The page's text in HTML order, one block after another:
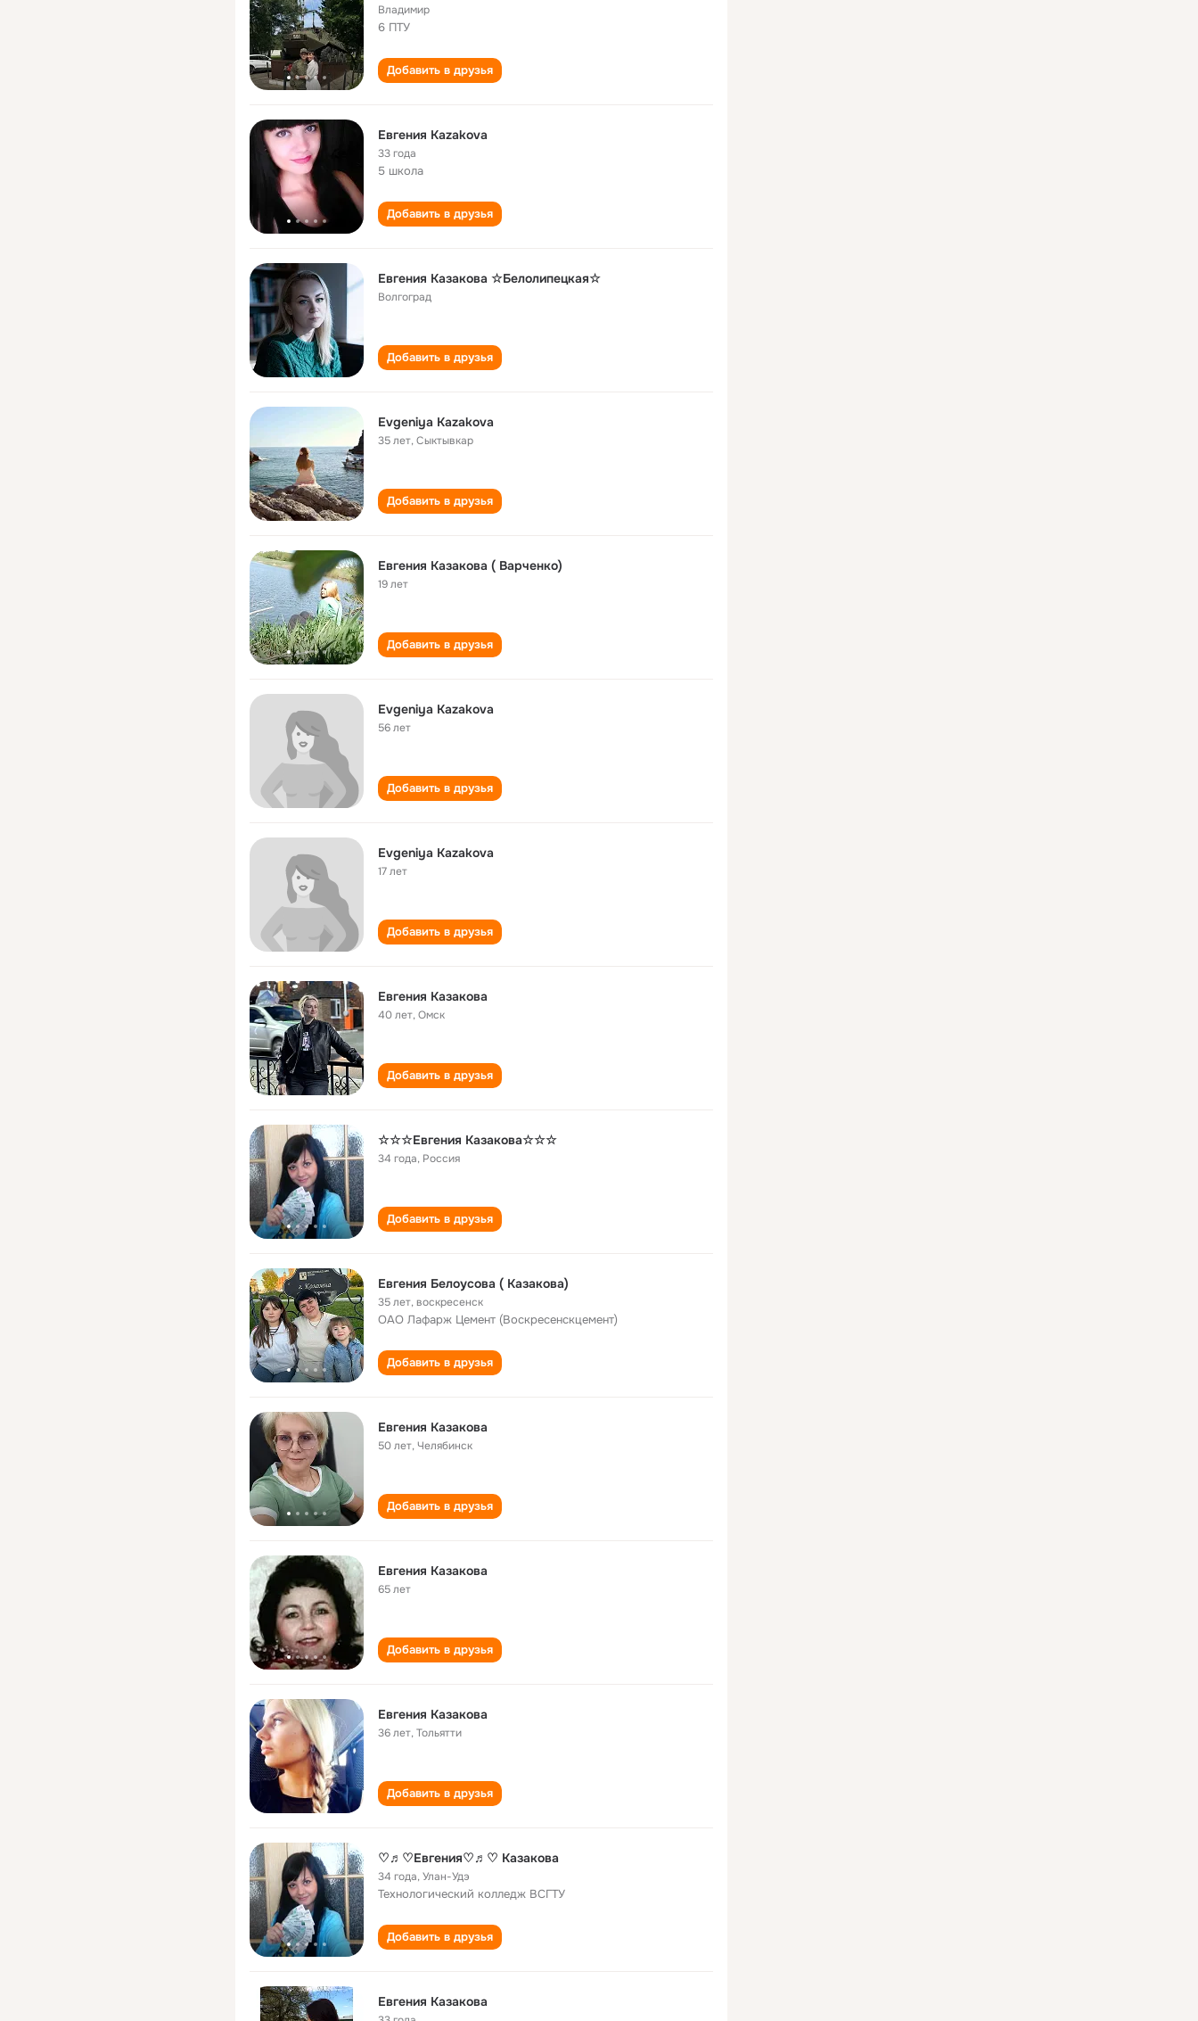
Владимир
6 ПТУ
Добавить в друзья
Евгения Kazakova
33 года
5 школа
Добавить в друзья
Евгения Казакова ☆Белолипецкая☆
Волгоград
Добавить в друзья
Evgeniya Kazakova
35 лет,Сыктывкар
Добавить в друзья
Евгения Казакова ( Варченко)
19 лет
Добавить в друзья
Evgeniya Kazakova
56 лет
Добавить в друзья
Evgeniya Kazakova
17 лет
Добавить в друзья
Евгения Казакова
40 лет,Омск
Добавить в друзья
☆☆☆Евгения Казакова☆☆☆
34 года, Россия
Добавить в друзья
Евгения Белоусова ( Казакова)
35 лет,воскресенск
ОАО Лафарж Цемент (Воскресенскцемент)
Добавить в друзья
Евгения Казакова
50 лет,Челябинск
Добавить в друзья
Евгения Казакова
65 лет
Добавить в друзья
Евгения Кaзaковa
36 лет,Тольятти
Добавить в друзья
♡♬♡Евгения♡♬♡ Казакова
34 года,Улан-Удэ
Технологический колледж ВСГТУ
Добавить в друзья
Евгения Казакова